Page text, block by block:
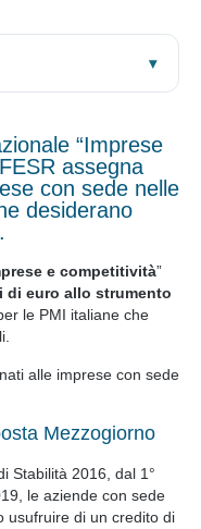
“Imprese
assegna
con sede nelle
desiderano
e competitività”
di euro allo strumento
le PMI italiane che
alle imprese con sede
Mezzogiorno
Stabilità 2016, dal 1°
le aziende con sede
usufruire di un credito di